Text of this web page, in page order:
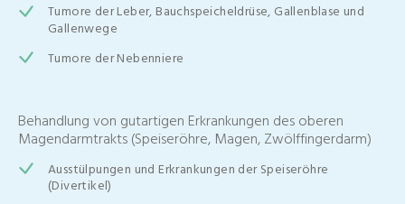
Tumore der Leber, Bauchspeicheldrüse, Gallenblase und
Gallenwege
Tumore der Nebenniere
Behandlung von gutartigen Erkrankungen des oberen
Magendarmtrakts (Speiseröhre, Magen, Zwölffingerdarm)
Ausstülpungen und Erkrankungen der Speiseröhre
(Divertikel)